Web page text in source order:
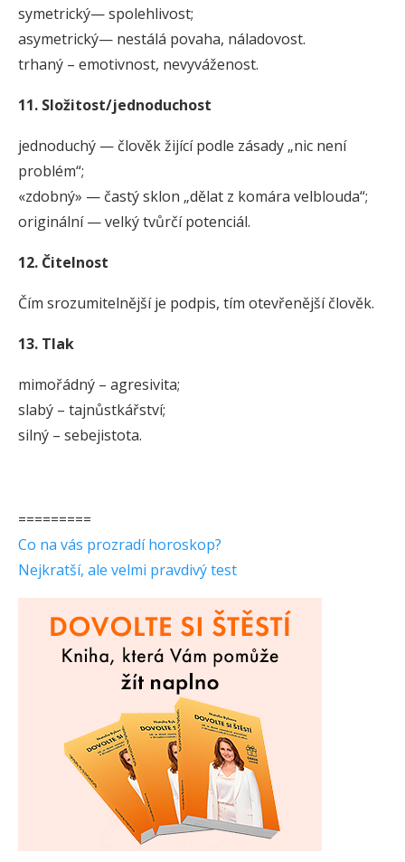
symetrický— spolehlivost;
asymetrický— nestálá povaha, náladovost.
trhaný – emotivnost, nevyváženost.
11. Složitost/jednoduchost
jednoduchý — člověk žijící podle zásady „nic není
problém“;
«zdobný» — častý sklon „dělat z komára velblouda“;
originální — velký tvůrčí potenciál.
12. Čitelnost
Čím srozumitelnější je podpis, tím otevřenější člověk.
13. Tlak
mimořádný – agresivita;
slabý – tajnůstkářství;
silný – sebejistota.
=========
Co na vás prozradí horoskop?
Nejkratší, ale velmi pravdivý test